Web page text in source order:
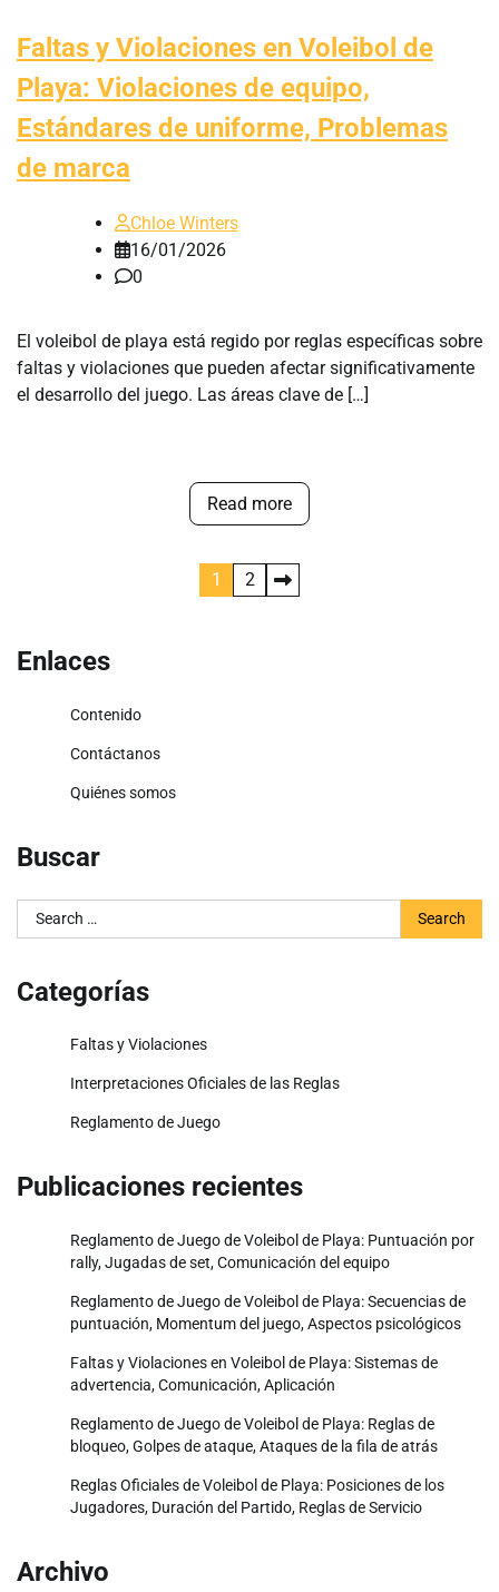
Faltas y Violaciones en Voleibol de
Playa: Violaciones de equipo,
Estándares de uniforme, Problemas
de marca
Chloe Winters
16/01/2026
0
El voleibol de playa está regido por reglas específicas sobre
faltas y violaciones que pueden afectar significativamente
el desarrollo del juego. Las áreas clave de […]
Read more
1 2
Enlaces
Contenido
Contáctanos
Quiénes somos
Buscar
Search
for:
Categorías
Faltas y Violaciones
Interpretaciones Oficiales de las Reglas
Reglamento de Juego
Publicaciones recientes
Reglamento de Juego de Voleibol de Playa: Puntuación por
rally, Jugadas de set, Comunicación del equipo
Reglamento de Juego de Voleibol de Playa: Secuencias de
puntuación, Momentum del juego, Aspectos psicológicos
Faltas y Violaciones en Voleibol de Playa: Sistemas de
advertencia, Comunicación, Aplicación
Reglamento de Juego de Voleibol de Playa: Reglas de
bloqueo, Golpes de ataque, Ataques de la fila de atrás
Reglas Oficiales de Voleibol de Playa: Posiciones de los
Jugadores, Duración del Partido, Reglas de Servicio
Archivo